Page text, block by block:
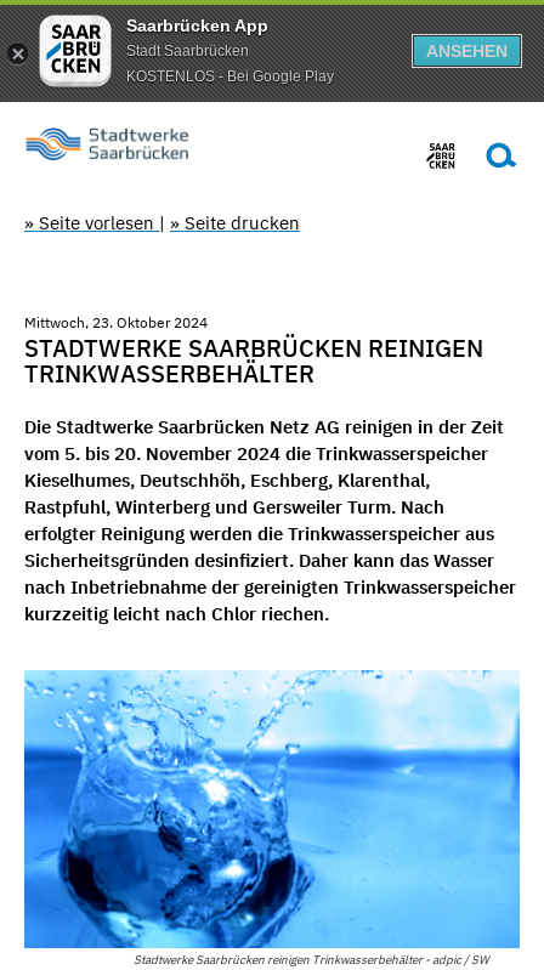
Saarbrücken App
Stadt Saarbrücken
KOSTENLOS - Bei Google Play
ANSEHEN
» Seite vorlesen | » Seite drucken
Mittwoch, 23. Oktober 2024
STADTWERKE SAARBRÜCKEN REINIGEN
TRINKWASSERBEHÄLTER
Die Stadtwerke Saarbrücken Netz AG reinigen in der Zeit
vom 5. bis 20. November 2024 die Trinkwasserspeicher
Kieselhumes, Deutschhöh, Eschberg, Klarenthal,
Rastpfuhl, Winterberg und Gersweiler Turm. Nach
erfolgter Reinigung werden die Trinkwasserspeicher aus
Sicherheitsgründen desinfiziert. Daher kann das Wasser
nach Inbetriebnahme der gereinigten Trinkwasserspeicher
kurzzeitig leicht nach Chlor riechen.
Stadtwerke Saarbrücken reinigen Trinkwasserbehälter - adpic / SW